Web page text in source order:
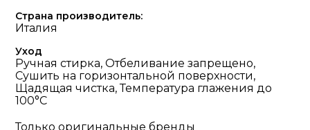
Страна производитель:
Италия
Уход
Ручная стирка, Отбеливание запрещено,
Сушить на горизонтальной поверхности,
Щадящая чистка, Температура глажения до
100°С
Только оригинальные бренды